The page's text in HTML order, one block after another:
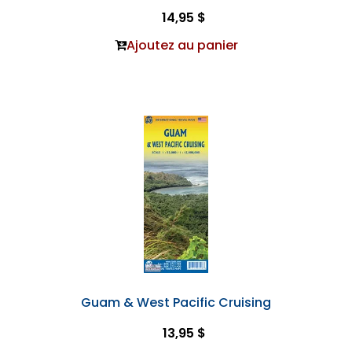
14,95 $
Ajoutez au panier
Guam & West Pacific Cruising
13,95 $